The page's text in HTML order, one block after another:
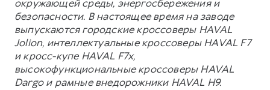
окружающей среды, энергосбережения и
безопасности. В настоящее время на заводе
выпускаются городские кроссоверы HAVAL
Jolion, интеллектуальные кроссоверы HAVAL F7
и кросс-купе HAVAL F7x,
высокофункциональные кроссоверы HAVAL
Dargo и рамные внедорожники HAVAL H9.